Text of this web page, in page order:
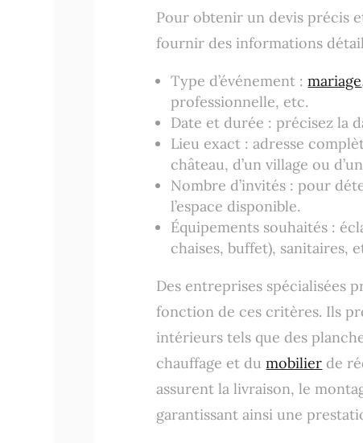
Pour obtenir un devis précis
fournir des informations
Type d’événement :mariage
professionnelle, etc.
Date et durée : précisez la
Lieu exact : adresse
château, d’un village ou
Nombre d’invités : pour
l’espace disponible.
Équipements souhaités :
chaises, buffet), sanitaires,
Des entreprises spécialisées
fonction de ces critères. Ils
intérieurs tels que des
chauffage et dumobilier de
assurent la livraison, le
garantissant ainsi une